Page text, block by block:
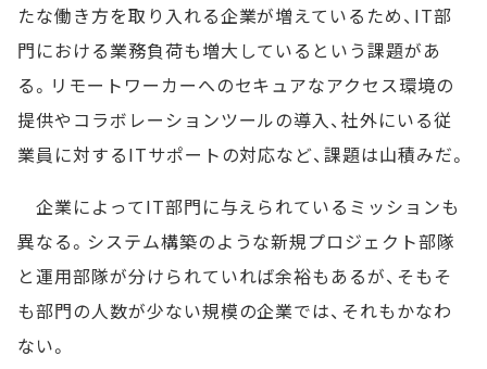
たな働き方を取り入れる企業が増えているため、IT部
門における業務負荷も増大しているという課題があ
る。リモートワーカーへのセキュアなアクセス環境の
提供やコラボレーションツールの導入、社外にいる従
業員に対するITサポートの対応など、課題は山積みだ。
企業によってIT部門に与えられているミッションも
異なる。システム構築のような新規プロジェクト部隊
と運用部隊が分けられていれば余裕もあるが、そもそ
も部門の人数が少ない規模の企業では、それもかなわ
ない。